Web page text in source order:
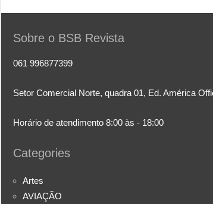
Sobre o BSB Revista
061 996877399
Setor Comercial Norte, quadra 01, Ed. América
Horário de atendimento 8:00 às - 18:00
Categories
Artes
AVIAÇÃO